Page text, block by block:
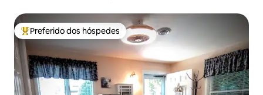
Entre os melhores preferidos dos hóspedes
Preferido dos hóspedes